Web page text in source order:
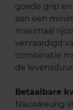
goede grip
aan een
maximaal
vervaardigd
combinatie
de
Betaalbare
Nauwkeurig